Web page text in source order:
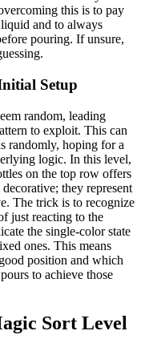
this is to pay
and to always
pouring. If unsure,
Setup
random, leading
to exploit. This can
randomly, hoping for a
logic. In this level,
on the top row offers
they represent
The trick is to recognize
just reacting to the
the single-color state
ones. This means
position and which
to achieve those
Sort Level